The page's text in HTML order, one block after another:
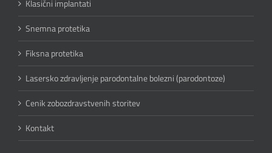
Klasični implantati
Snemna protetika
Fiksna protetika
Lasersko zdravljenje parodontalne bolezni (parodontoze)
Cenik zobozdravstvenih storitev
Kontakt